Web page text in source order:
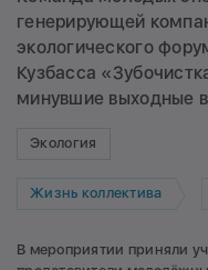
генерирующей
экологического
Кузбасса
минувшие выходные
Экология
Жизнь коллектива
В мероприятии приняли